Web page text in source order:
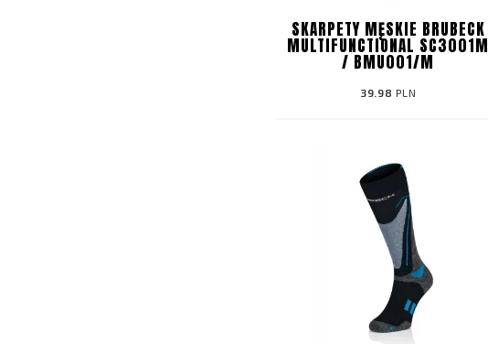
SKARPETY MĘSKIE BRUBECK
MULTIFUNCTIONAL SC3001M
/ BMU001/M
39.98 PLN